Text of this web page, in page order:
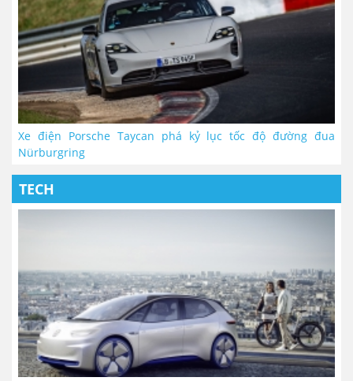
Xe điện Porsche Taycan phá kỷ lục tốc độ đường đua
Nürburgring
TECH